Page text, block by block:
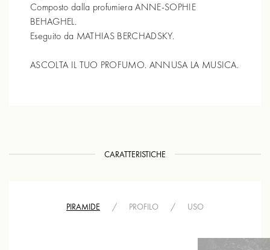
Composto dalla profumiera ANNE-SOPHIE
BEHAGHEL.
Eseguito da MATHIAS BERCHADSKY.
ASCOLTA IL TUO PROFUMO. ANNUSA LA MUSICA.
CARATTERISTICHE
PIRAMIDE / PROFILO / USO